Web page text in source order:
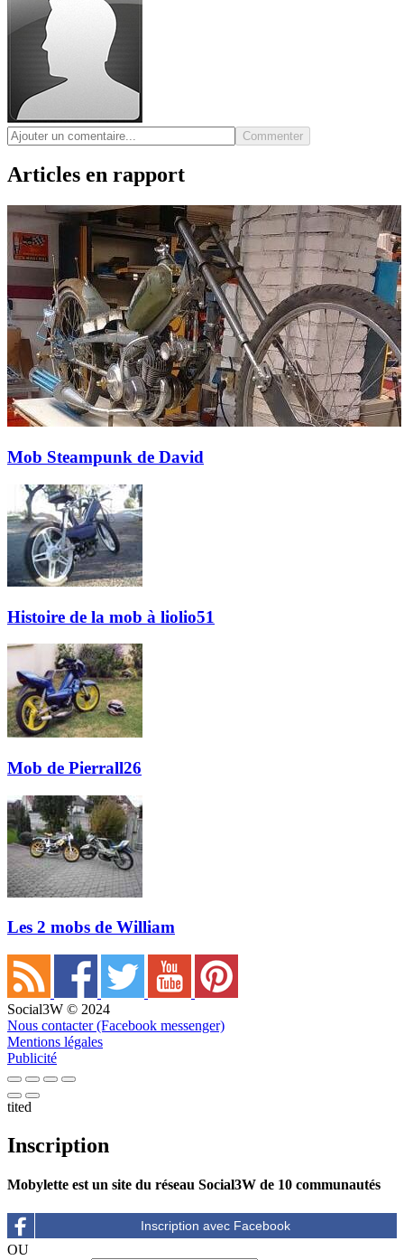
Commenter
Articles en rapport
Mob Steampunk de David
Histoire de la mob à liolio51
Mob de Pierrall26
Les 2 mobs de William
Social3W © 2024
Nous contacter (Facebook messenger)
Mentions légales
Publicité
tited
Inscription
Mobylette est un site du réseau Social3W de 10 communautés
OU